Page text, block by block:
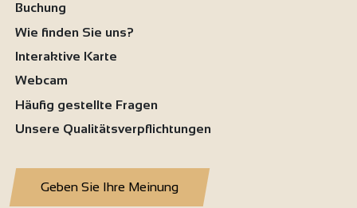
Buchung
Wie finden Sie uns?
Interaktive Karte
Webcam
Häufig gestellte Fragen
Unsere Qualitätsverpflichtungen
Geben Sie Ihre Meinung